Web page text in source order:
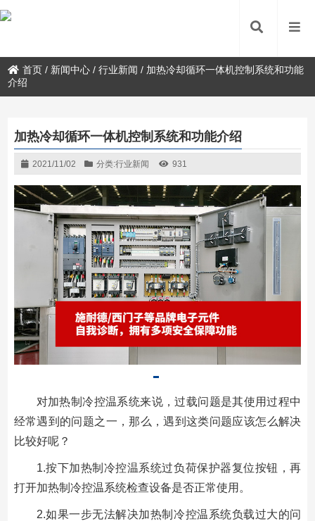
首页 / 新闻中心 /行业新闻 / 加热冷却循环一体机控制系统和功能
介绍
加热冷却循环一体机控制系统和功能介绍
2021/11/02 分类:行业新闻 931
对加热制冷控温系统来说，过载问题是其使用过程中
经常遇到的问题之一，那么，遇到这类问题应该怎么解决
比较好呢？
1.按下加热制冷控温系统过负荷保护器复位按钮，再
打开加热制冷控温系统检查设备是否正常使用。
2.如果一步无法解决加热制冷控温系统负载过大的问